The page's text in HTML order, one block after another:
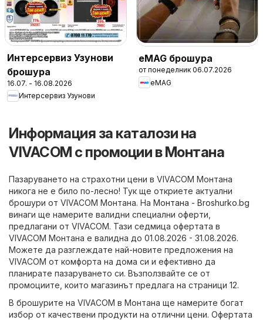
Интерсервиз Узунови
брошура
16.07. - 16.08.2026
Интерсервиз Узунови
eMAG брошура
от понеделник 06.07.2026
eMAG
Информация за каталози на
VIVACOM с промоции в Монтана
Пазаруването на страхотни цени в VIVACOM Монтана
никога не е било по-лесно! Тук ще откриете актуални
брошури от VIVACOM Монтана. На Монтана - Broshurko.bg
винаги ще намерите валидни специални оферти,
предлагани от VIVACOM. Тази седмица офертата в
VIVACOM Монтана е валидна до 01.08.2026 - 31.08.2026.
Можете да разглеждате най-новите предложения на
VIVACOM от комфорта на дома си и ефективно да
планирате пазаруването си. Възползвайте се от
промоциите, които магазинът предлага на страници 12.
В брошурите на VIVACOM в Монтана ще намерите богат
избор от качествени продукти на отлични цени. Офертата